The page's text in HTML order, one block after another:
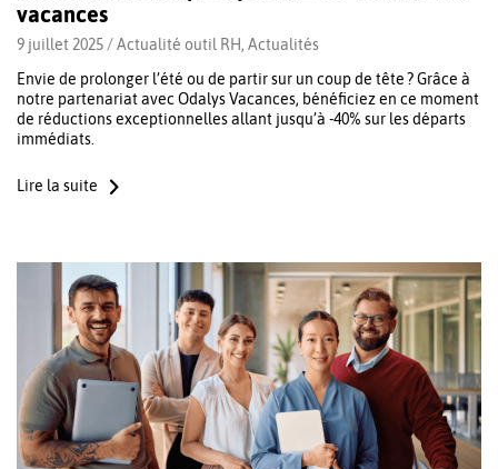
vacances
9 juillet 2025 /Actualité outil RH, Actualités
Envie de prolonger l’été ou de partir sur un coup de tête ? Grâce à
notre partenariat avec Odalys Vacances, bénéficiez en ce moment
de réductions exceptionnelles allant jusqu’à -40% sur les départs
immédiats.
Lire la suite